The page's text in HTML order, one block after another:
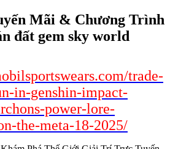
Mãi & Chương Trình
đất gem sky world
trade-
in-genshin-impact-
power-lore-
the-meta-18-2025/